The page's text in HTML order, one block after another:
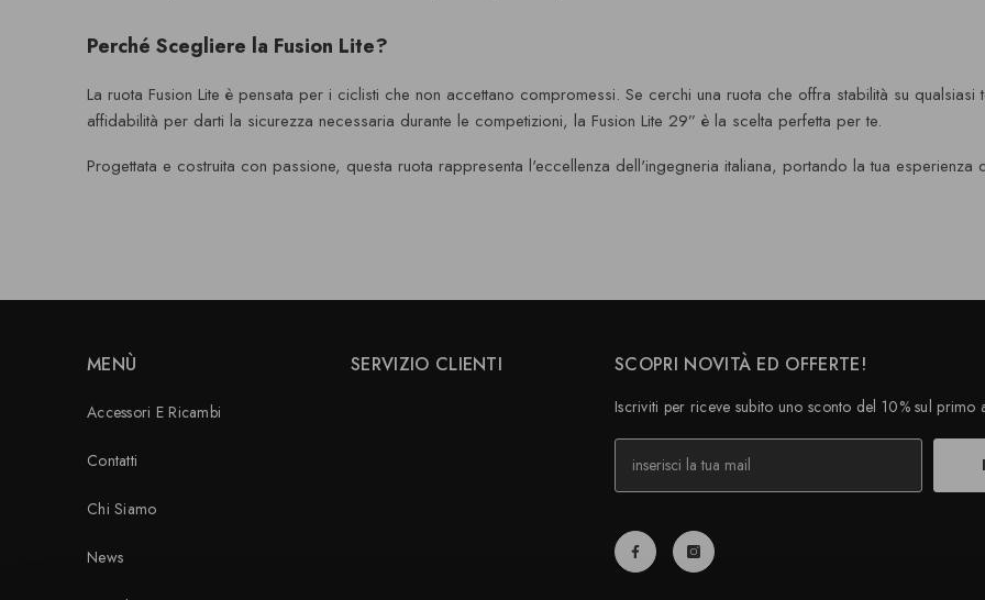
Perché Scegliere la Fusion Lite?
La ruota Fusion Lite è pensata per i ciclisti che non accettano compromessi. Se cerchi una ruota che offra stabilità su
affidabilità per darti la sicurezza necessaria durante le competizioni, la Fusion Lite 29” è la scelta perfetta per te.
Progettata e costruita con passione, questa ruota rappresenta l'eccellenza dell'ingegneria italiana, portando la tua esperienza
MENÙ
Accessori E Ricambi
Contatti
Chi Siamo
News
SERVIZIO CLIENTI SCOPRI NOVITÀ ED OFFERTE!
Iscriviti per riceve subito uno sconto del 10% sul primo